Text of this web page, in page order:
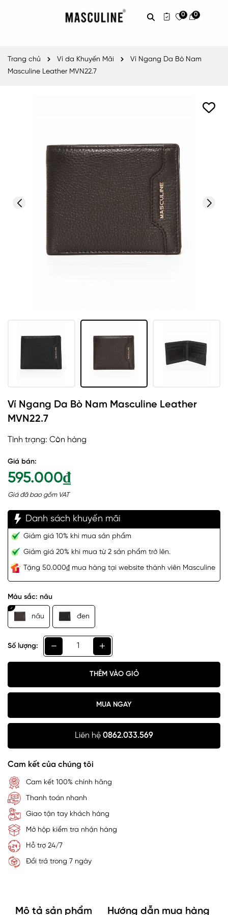
0 0
Trang chủ Ví da Khuyến Mãi
Ví Ngang Da Bò Nam
Masculine Leather MVN22.7
Ví Ngang Da Bò Nam Masculine Leather
MVN22.7
Tình trạng: Còn hàng
Giá bán:
595.000₫
Giá đã bao gồm VAT
Danh sách khuyến mãi
Giảm giá 10% khi mua sản phẩm
Giảm giá 20% khi mua từ 2 sản phẩm trở lên.
Tặng 50.000₫ mua hàng tại website thành viên Masculine
Màu sắc: nâu
nâu đen
Số lượng:
THÊM VÀO GIỎ
MUA NGAY
Liên hệ 0862.033.569
Cam kết của chúng tôi
Cam kết 100% chính hãng
Thanh toán nhanh
Giao tận tay khách hàng
Mở hộp kiểm tra nhận hàng
Hỗ trợ 24/7
Đổi trả trong 7 ngày
Mô tả sản phẩm Hướng dẫn mua hàng